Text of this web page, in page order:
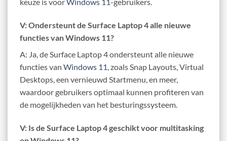
V: Ondersteunt de Surface Laptop 4 alle nieuwe
functies van Windows 11?
A: Ja, de Surface Laptop 4 ondersteunt alle nieuwe
functies van Windows 11 , zoals Snap Layouts, Virtual
Desktops, een vernieuwd Startmenu, en meer,
waardoor gebruikers optimaal kunnen profiteren van
de mogelijkheden van het besturingssysteem.
V: Is de Surface Laptop 4 geschikt voor multitasking